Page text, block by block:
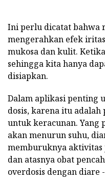
Ini perlu dicatat bahwa
mengerahkan efek
mukosa dan kulit.
sehingga kita hanya
disiapkan.
Dalam aplikasi penting
dosis, karena itu
untuk keracunan. Yang
akan menurun suhu,
memburuknya aktivitas
dan atasnya obat
overdosis dengan diare